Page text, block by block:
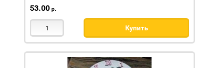
53.00 р.
Купить